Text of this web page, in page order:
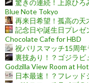
驚きの連続！上原ひろ
Blue Note Tokyo
再来日希望！孤高の天
記念日や誕生日プレゼ
Chocolate Cafe for HBD
祝パリスマッチ15周
裏技あり！？ゴジラ
Godzilla View Room at
日本最速！？フレッド